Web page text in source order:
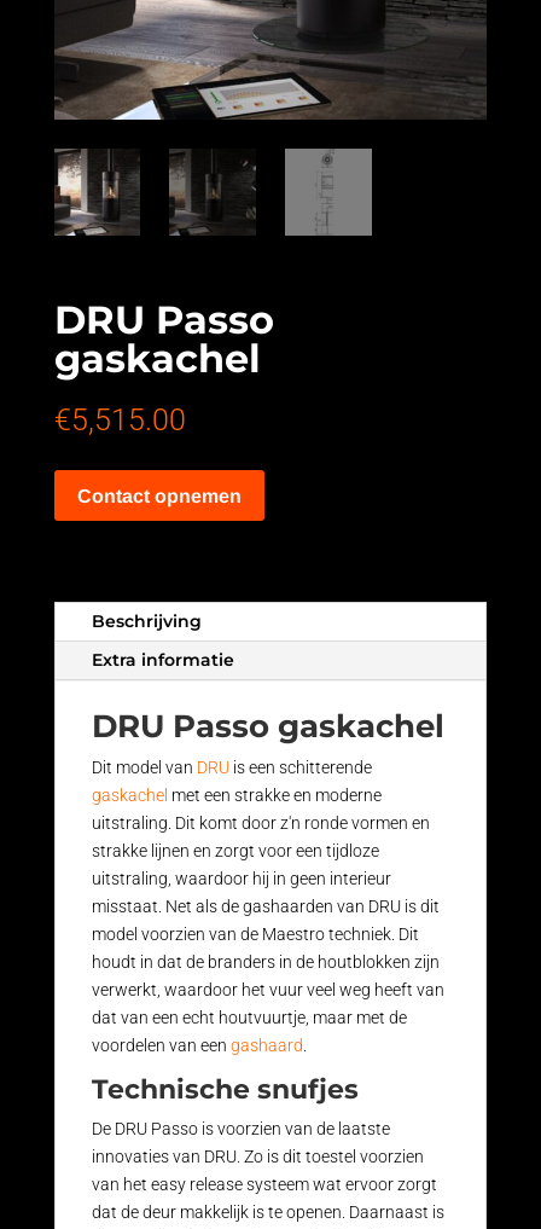
DRU Passo
gaskachel
€5,515.00
Contact opnemen
Beschrijving
Extra informatie
DRU Passo gaskachel
Dit model van DRUis een schitterende
gaskachel met een strakke en moderne
uitstraling. Dit komt door z'n ronde vormen en
strakke lijnen en zorgt voor een tijdloze
uitstraling, waardoor hij in geen interieur
misstaat. Net als de gashaarden van DRU is dit
model voorzien van de Maestro techniek. Dit
houdt in dat de branders in de houtblokken zijn
verwerkt, waardoor het vuur veel weg heeft van
dat van een echt houtvuurtje, maar met de
voordelen van een gashaard.
Technische snufjes
De DRU Passo is voorzien van de laatste
innovaties van DRU. Zo is dit toestel voorzien
van het easy release systeem wat ervoor zorgt
dat de deur makkelijk is te openen. Daarnaast is